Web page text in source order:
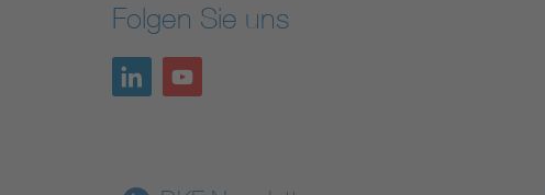
Folgen Sie uns